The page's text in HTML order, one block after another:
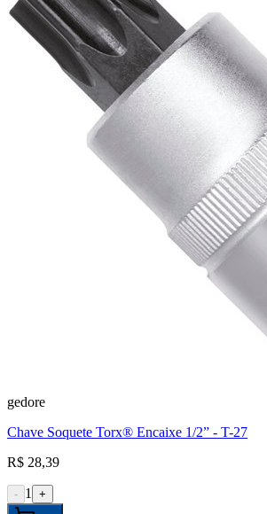
gedore
Chave Soquete Torx® Encaixe 1/2” - T-27
R$ 28,39
- 1 +